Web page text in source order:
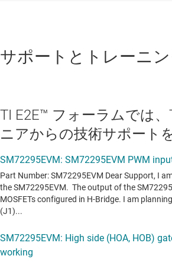
サポートとトレーニ
TI E2E™ フォーラムでは
ニアからの技術サポート